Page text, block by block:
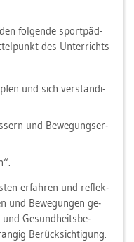
fol­gen­de sport­päd­
des Un­ter­richts
und sich ver­stän­di­
und Be­we­gungs­er­
er­fah­ren und re­flek­
und Be­we­gun­gen ge­
Ge­sund­heits­be­
Be­rück­sich­ti­gung.